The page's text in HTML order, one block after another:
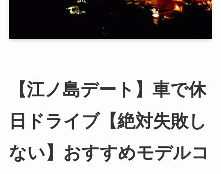
【江ノ島デート】車で休
日ドライブ【絶対失敗し
ない】おすすめモデルコ